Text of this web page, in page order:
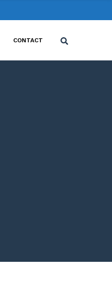
CONTACT